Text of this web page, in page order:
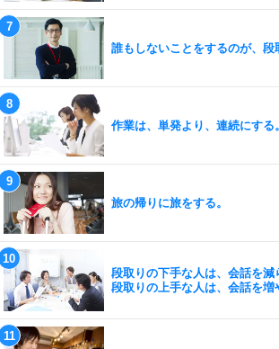
誰もしないことをするのが、段
作業は、単発より、連続にする。
旅の帰りに旅をする。
段取りの下手な人は、会話を減
段取りの上手な人は、会話を増